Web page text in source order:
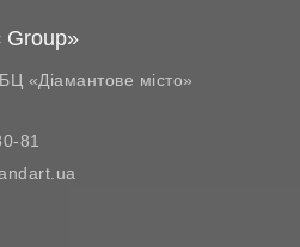
«Діамантове місто»
81